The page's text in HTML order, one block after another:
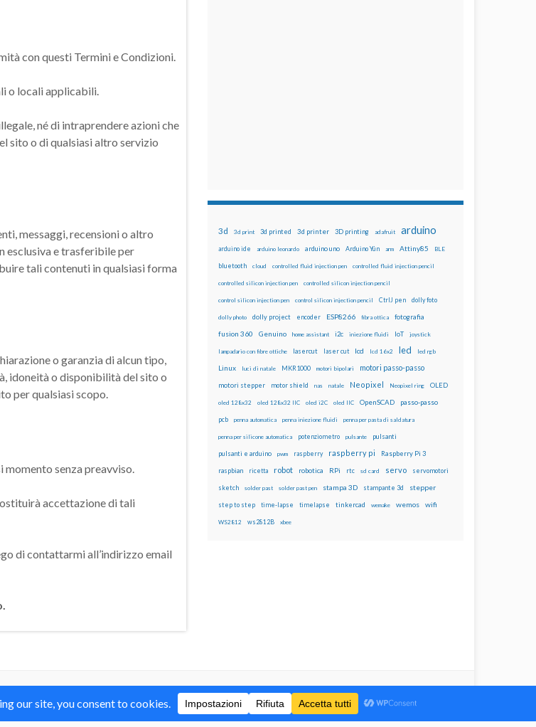
con questi Termini e Condizioni.
o locali applicabili.
né di intraprendere azioni che
sito o di qualsiasi altro servizio
messaggi, recensioni o altro
esclusiva e trasferibile per
tali contenuti in qualsiasi forma
o garanzia di alcun tipo,
idoneità o disponibilità del sito o
per qualsiasi scopo.
senza preavviso.
accettazione di tali
di contattarmi all’indirizzo email
3d 3d print 3d printed 3d printer 3D printing adafruit arduino
arduino ide arduino leonardo arduino uno Arduino Yún arm Attiny85 BLE
bluetooth cloud controlled fluid injection pen controlled fluid injection pencil
controlled silicon injection pen controlled silicon injection pencil
control silicon injection pen control silicon injection pencil CtrlJ pen dolly foto
dolly photo dolly project encoder ESP8266 fibra ottica fotografia
fusion 360 Genuino home assistant i2c iniezione fluidi IoT joystick
lampadario con fibre ottiche lasercut laser cut lcd lcd 16x2 led led rgb
Linux luci di natale MKR1000 motori bipolari motori passo-passo
motori stepper motor shield nas natale Neopixel Neopixel ring OLED
oled 128x32 oled 128x32 IIC oled i2C oled IIC OpenSCAD passo-passo
pcb penna automatica penna iniezione fluidi penna per pasta di saldatura
penna per silicone automatica potenziometro pulsante pulsanti
pulsanti e arduino pwm raspberry raspberry pi Raspberry Pi 3
raspbian ricetta robot robotica RPi rtc sd card servo servomotori
sketch solder past solder past pen stampa 3D stampante 3d stepper
step to step time-lapse timelapse tinkercad wemake wemos wifi
WS2812 ws2812B xbee
Creative Commons Attribution Non commercial Share Alike 4.0 International